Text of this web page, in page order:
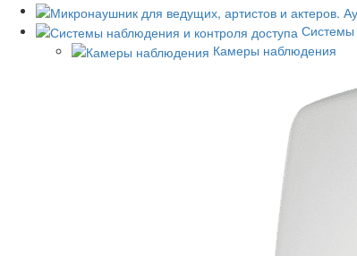
Системы
Камеры наблюдения